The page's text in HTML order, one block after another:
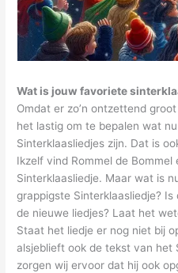
Wat is jouw favoriete
Omdat er zo’n ontzettend
het lastig om te bepalen wat
Sinterklaasliedjes zijn. Dat is
Ikzelf vind Rommel de Bommel
Sinterklaasliedje. Maar wat is
grappigste Sinterklaasliedje?
de nieuwe liedjes? Laat het
Staat het liedje er nog niet bij
alsjeblieft ook de tekst van het
zorgen wij ervoor dat hij ook